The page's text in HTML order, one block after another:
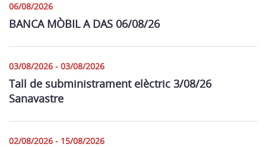
06/08/2026
BANCA MÒBIL A DAS 06/08/26
03/08/2026 - 03/08/2026
Tall de subministrament elèctric 3/08/26
Sanavastre
02/08/2026 - 15/08/2026